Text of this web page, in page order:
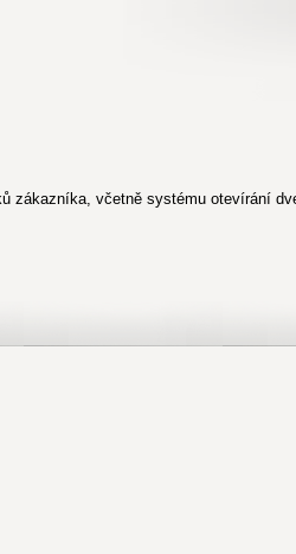
zákazníka, včetně systému otevírání